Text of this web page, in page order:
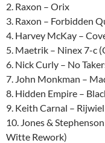
2. Raxon – Orix
3. Raxon – Forbidden
4. Harvey McKay –
5. Maetrik – Ninex 7-c
6. Nick Curly – No
7. John Monkman –
8. Hidden Empire –
9. Keith Carnal – Rijwiel
10. Jones &
Witte Rework)